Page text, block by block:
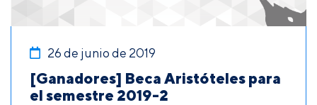
26 de junio de 2019
[Ganadores] Beca Aristóteles para
el semestre 2019-2